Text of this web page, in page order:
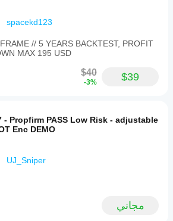
spacekd123
// 5 YEARS BACKTEST, PROFIT
MAX 195 USD
$40
-3% $39
PASS Low Risk - adjustable
Enc DEMO
UJ_Sniper
مجاني